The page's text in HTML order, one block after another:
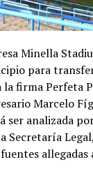
Minella
para
firma Perfeta
Marcelo
ser analizada
Secretaría
allegadas